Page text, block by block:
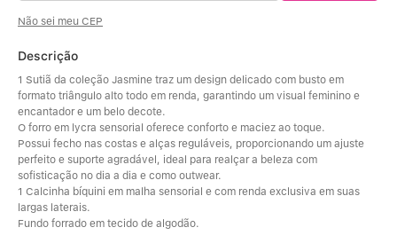
Não sei meu CEP
Descrição
1 Sutiã da coleção Jasmine traz um design delicado com busto em
formato triângulo alto todo em renda, garantindo um visual feminino e
encantador e um belo decote.
O forro em lycra sensorial oferece conforto e maciez ao toque.
Possui fecho nas costas e alças reguláveis, proporcionando um ajuste
perfeito e suporte agradável, ideal para realçar a beleza com
sofisticação no dia a dia e como outwear.
1 Calcinha bíquini em malha sensorial e com renda exclusiva em suas
largas laterais.
Fundo forrado em tecido de algodão.